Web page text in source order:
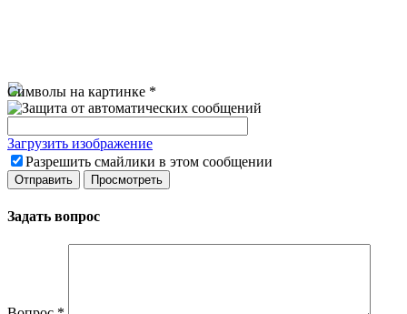
Символы на картинке *
Загрузить изображение
Разрешить смайлики в этом сообщении
Задать вопрос